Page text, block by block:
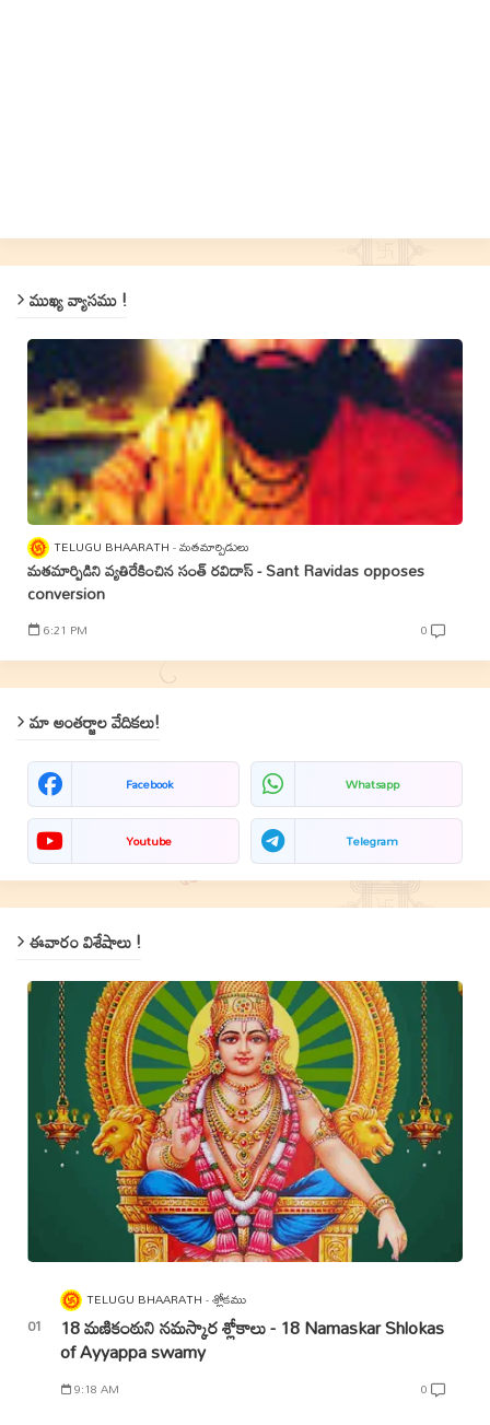
ముఖ్య వ్యాసము !
TELUGU BHAARATH మతమార్పిడులు
మతమార్పిడిని వ్యతిరేకించిన సంత్‌ రవిదాస్‌ - Sant Ravidas opposes
conversion
6:21 PM 0
మా అంతర్జాల వేదికలు!
Facebook Whatsapp
Youtube Telegram
ఈవారం విశేషాలు !
TELUGU BHAARATH శ్లోకము
18 మణికంఠుని నమస్కార శ్లోకాలు - 18 Namaskar Shlokas
of Ayyappa swamy
9:18 AM 0